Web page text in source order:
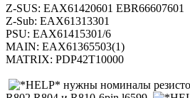
Z-SUS: EAX61420601 EBR66607601
Z-Sub: EAX61313301
PSU: EAX61415301/6
MAIN: EAX61365503(1)
MATRIX: PDP42T10000
нужны номиналы